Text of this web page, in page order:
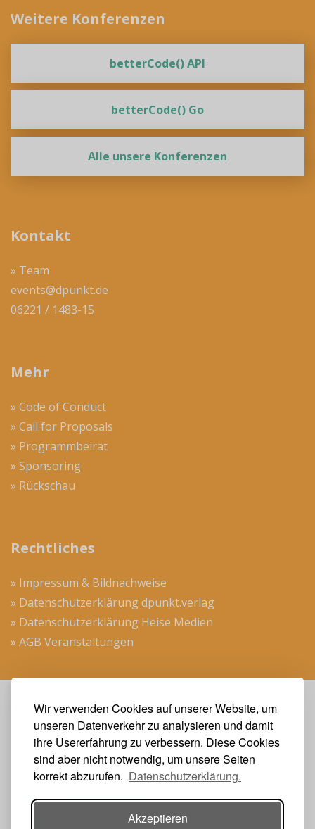
Wir verwenden Cookies auf unserer Website, um
unseren Datenverkehr zu analysieren und damit
ihre Usererfahrung zu verbessern. Diese Cookies
sind aber nicht notwendig, um unsere Seiten
korrekt abzurufen. Datenschutzerklärung.
Akzeptieren
Weitere Konferenzen
betterCode() API
betterCode() Go
Alle unsere Konferenzen
Kontakt
» Team
events@dpunkt.de
06221 / 1483-15
Mehr
» Code of Conduct
» Call for Proposals
» Programmbeirat
» Sponsoring
» Rückschau
Rechtliches
» Impressum & Bildnachweise
» Datenschutzerklärung dpunkt.verlag
» Datenschutzerklärung Heise Medien
» AGB Veranstaltungen
Veranstalter